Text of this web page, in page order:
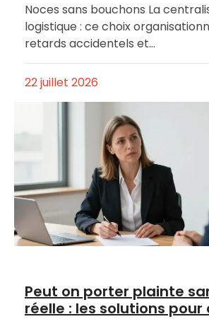
Noces sans bouchons La
logistique : ce choix
retards accidentels et…
22 juillet 2026
Peut on porter plainte
réelle : les solutions pour